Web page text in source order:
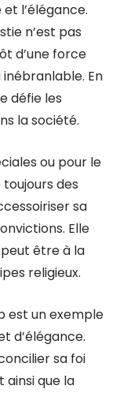
l’élégance.
n’est pas
d’une force
En
défie les
la société.
ou pour le
des
sa
Elle
être à la
religieux.
est un exemple
d’élégance.
sa foi
que la